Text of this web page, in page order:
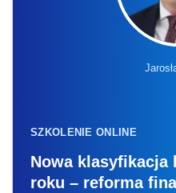
SZKOLENIE ONLINE
Nowa klasyfikacja
roku – reforma